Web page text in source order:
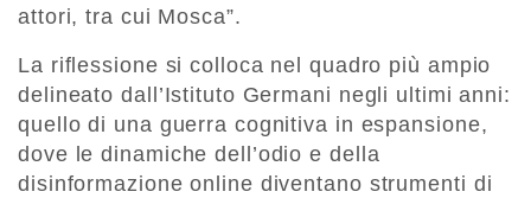
attori, tra cui Mosca”.
La riflessione si colloca nel quadro più ampio
delineato dall’Istituto Germani negli ultimi anni:
quello di una guerra cognitiva in espansione,
dove le dinamiche dell’odio e della
disinformazione online diventano strumenti di